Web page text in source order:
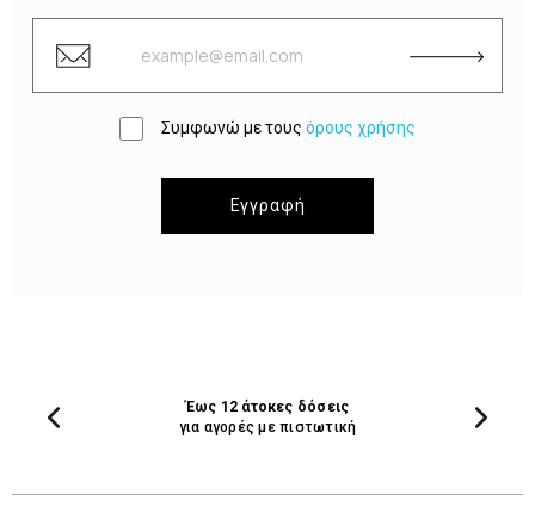
Συμφωνώ με τους όρους χρήσης
Εγγραφή
Έως 12 άτοκες δόσεις
για αγορές με πιστωτική